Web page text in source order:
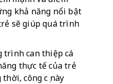
khả năng nổi bật
sẽ giúp quá trình
trình can thiệp cá
thực tế của trẻ
công cụ này